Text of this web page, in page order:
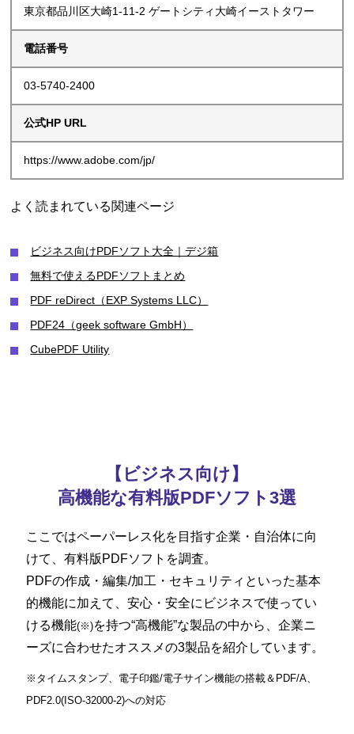
東京都品川区大崎1-11-2 ゲートシティ大崎イーストタワー
電話番号
03-5740-2400
公式HP URL
https://www.adobe.com/jp/
よく読まれている関連ページ
ビジネス向けPDFソフト大全｜デジ箱
無料で使えるPDFソフトまとめ
PDF reDirect（EXP Systems LLC）
PDF24（geek software GmbH）
CubePDF Utility
【ビジネス向け】
高機能な有料版PDFソフト3選
ここではペーパーレス化を目指す企業・自治体に向
けて、有料版PDFソフトを調査。
PDFの作成・編集/加工・セキュリティといった基本
的機能に加えて、安心・安全にビジネスで使ってい
ける機能(※)を持つ“高機能”な製品の中から、企業ニ
ーズに合わせたオススメの3製品を紹介しています。
※タイムスタンプ、電子印鑑/電子サイン機能の搭載＆PDF/A、
PDF2.0(ISO-32000-2)への対応